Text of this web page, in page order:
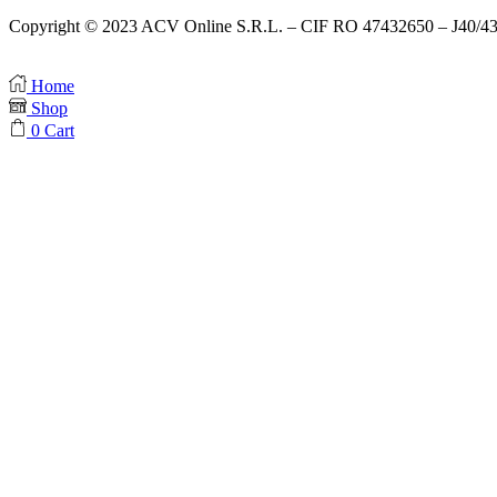
Copyright © 2023 ACV Online S.R.L. – CIF RO 47432650 – J40/
Home
Shop
0 Cart